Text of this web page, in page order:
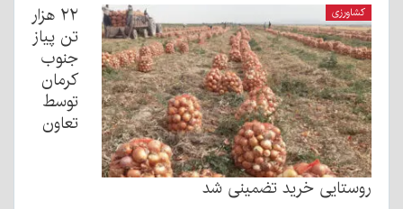
کشاورزی
۲۲ هزار
تن پیاز
جنوب
کرمان
توسط
تعاون
روستایی خرید تضمینی شد